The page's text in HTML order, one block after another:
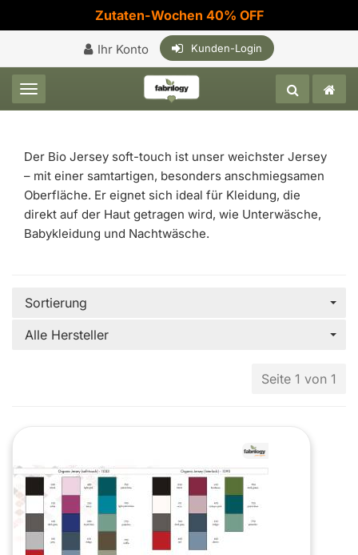
Zutaten-Wochen 40% OFF
Ihr Konto Kunden-Login
Toggle navigation
Der Bio Jersey soft-touch ist unser weichster Jersey
– mit einer samtartigen, besonders anschmiegsamen
Oberfläche. Er eignet sich ideal für Kleidung, die
direkt auf der Haut getragen wird, wie Unterwäsche,
Babykleidung und Nachtwäsche.
Sortierung
Alle Hersteller
Seite 1 von 1